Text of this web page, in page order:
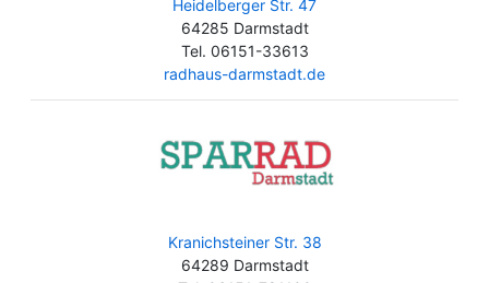
Heidelberger Str. 47
64285 Darmstadt
Tel. 06151-33613
radhaus-darmstadt.de
Kranichsteiner Str. 38
64289 Darmstadt